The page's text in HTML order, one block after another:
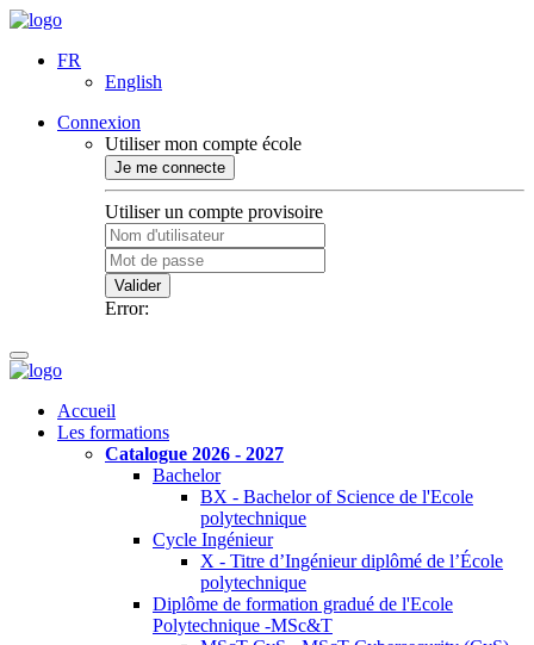
FR
English
Connexion
Utiliser mon compte école
Je me connecte
Utiliser un compte provisoire
Valider
Error:
Accueil
Les formations
Catalogue 2026 - 2027
Bachelor
BX - Bachelor of Science de l'Ecole
polytechnique
Cycle Ingénieur
X - Titre d’Ingénieur diplômé de l’École
polytechnique
Diplôme de formation gradué de l'Ecole
Polytechnique -MSc&T